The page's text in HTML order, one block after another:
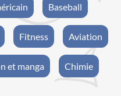
Baseball
Fitness Aviation
et manga Chimie